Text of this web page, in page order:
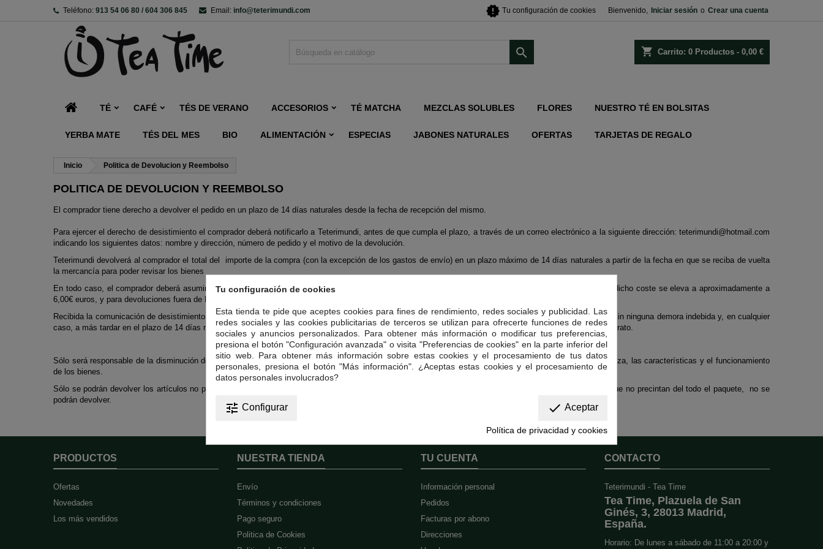
Teléfono: 913 54 06 80 / 604 306 845 Email: info@teterimundi.com Bienvenido, Iniciar sesión o Crear una cuenta
new_releases Tu configuración de cookies
shopping_cart Carrito: 0 Productos - 0,00 €

TÉ CAFÉ TÉS DE VERANO ACCESORIOS TÉ MATCHA MEZCLAS SOLUBLES FLORES NUESTRO TÉ EN BOLSITAS
YERBA MATE TÉS DEL MES BIO ALIMENTACIÓN ESPECIAS JABONES NATURALES OFERTAS TARJETAS DE REGALO
Inicio Politica de Devolucion y Reembolso
POLITICA DE DEVOLUCION Y REEMBOLSO
El comprador tiene derecho a devolver el pedido en un plazo de 14 días naturales desde la fecha de recepción del mismo.
Para ejercer el derecho de desistimiento el comprador deberá notificarlo a Teterimundi, antes de que cumpla el plazo, a través de un correo electrónico a la siguiente dirección: teterimundi@hotmail.com
indicando los siguientes datos: nombre y dirección, número de pedido y el motivo de la devolución.
Teterimundi devolverá al comprador el total del importe de la compra (con la excepción de los gastos de envío) en un plazo máximo de 14 días naturales a partir de la fecha en que se reciba de vuelta
la mercancía para poder revisar los bienes
En todo caso, el comprador deberá asumir el coste directo de los gastos de la devolución de los bienes. Para devoluciones desde España se calcula que dicho coste se eleva a aproximadamente a
6,00€ euros, y para devoluciones fuera de España, dicho coste se eleva a aproximadamente a 10,00€ euros.
Recibida la comunicación de desistimiento del comprador, Teterimundi instrumentalizará la recogida del pedido en el domicilio especificado por el comprador sin ninguna demora indebida y, en cualquier
caso, a más tardar en el plazo de 14 días naturales a partir de la fecha en que se comunique a Teterimundi la decisión del comprador de desistimiento del contrato.
Sólo será responsable de la disminución de valor de los bienes el comprador, en el caso de una manipulación distinta a la necesaria en relación a la naturaleza, las características y el funcionamiento
de los bienes.
Sólo se podrán devolver los artículos no perecederos o los perecederos envasados y precintados en origen. El té a granel envasado con nuestros cierres que no precintan del todo el paquete, no se
podrán devolver.
PRODUCTOS
Ofertas
Novedades
Los más vendidos
NUESTRA TIENDA
Envío
Términos y condiciones
Pago seguro
Politica de Cookies
TU CUENTA
Información personal
Pedidos
Facturas por abono
Direcciones
CONTACTO
Teterimundi - Tea Time
Tea Time, Plazuela de San
Ginés, 3, 28013 Madrid,
España.
Horario: De lunes a sábado de 11:00 a 20:00 y
Tu configuración de cookies
Esta tienda te pide que aceptes cookies para fines de rendimiento, redes sociales y publicidad. Las
redes sociales y las cookies publicitarias de terceros se utilizan para ofrecerte funciones de redes
sociales y anuncios personalizados. Para obtener más información o modificar tus preferencias,
presiona el botón "Configuración avanzada" o visita "Preferencias de cookies" en la parte inferior del
sitio web. Para obtener más información sobre estas cookies y el procesamiento de tus datos
personales, presiona el botón "Más información". ¿Aceptas estas cookies y el procesamiento de
datos personales involucrados?
done Aceptar
tune Configurar
Política de privacidad y cookies